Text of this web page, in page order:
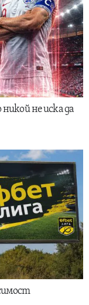
не иска да